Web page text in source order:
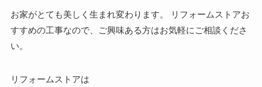
お家がとても美しく生まれ変わります。 リフォームストアお
すすめの工事なので、ご興味ある方はお気軽にご相談くださ
い。
リフォームストアは